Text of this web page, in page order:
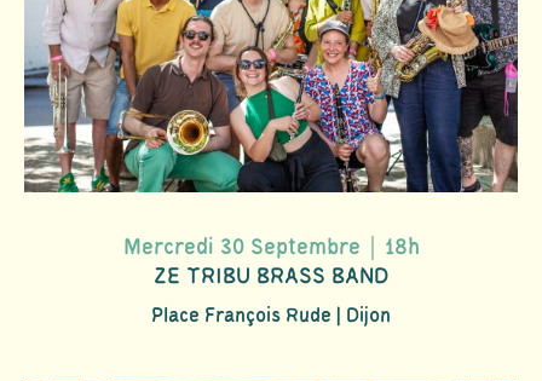
Mercredi 30 Septembre｜18h
ZE TRIBU BRASS BAND
Place François Rude | Dijon